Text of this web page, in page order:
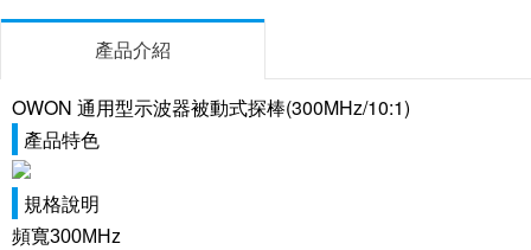
產品介紹
OWON 通用型示波器被動式探棒(300MHz/10:1)
產品特色
規格說明
頻寬300MHz